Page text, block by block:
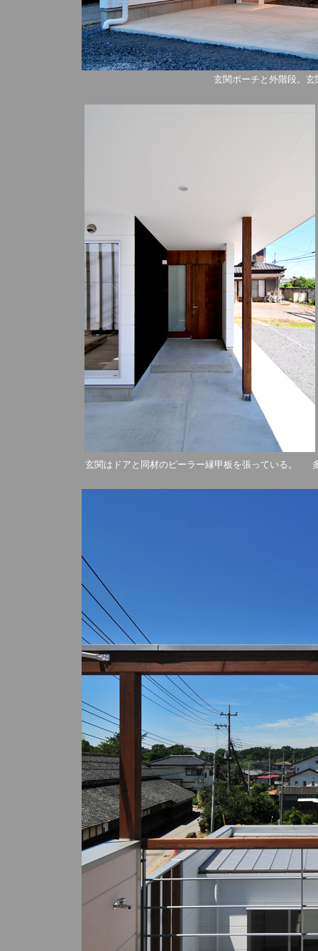
玄関ポーチと外階段。
玄関はドアと同材のピーラー縁甲板を張っている。